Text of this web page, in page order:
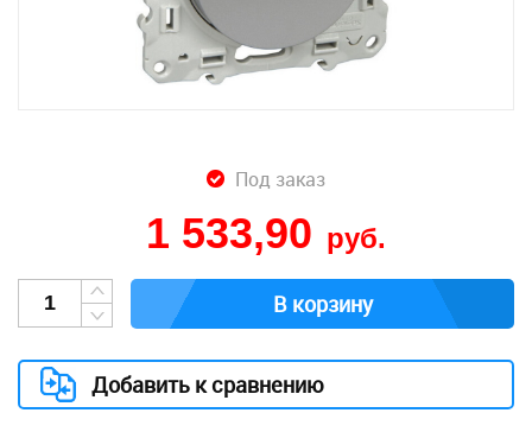
Под заказ
1 533,90 руб.
В корзину
Добавить к сравнению